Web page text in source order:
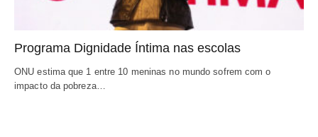
Programa Dignidade Íntima nas escolas
ONU estima que 1 entre 10 meninas no mundo sofrem com o
impacto da pobreza…